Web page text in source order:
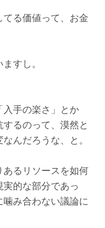
る価値って、お金
すし。
手の楽さ」とか
するのって、漠然と
んだろうな、と。
るリソースを如何
的な部分であっ
み合わない議論に